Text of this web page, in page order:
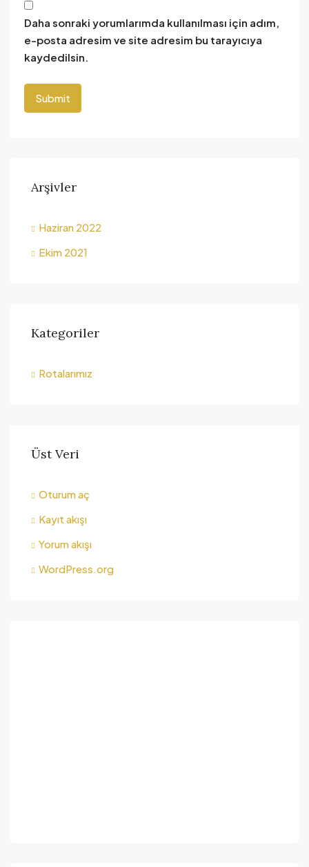
Daha sonraki yorumlarımda kullanılması için adım,
e-posta adresim ve site adresim bu tarayıcıya
kaydedilsin.
Arşivler
Haziran 2022
Ekim 2021
Kategoriler
Rotalarımız
Üst Veri
Oturum aç
Kayıt akışı
Yorum akışı
WordPress.org